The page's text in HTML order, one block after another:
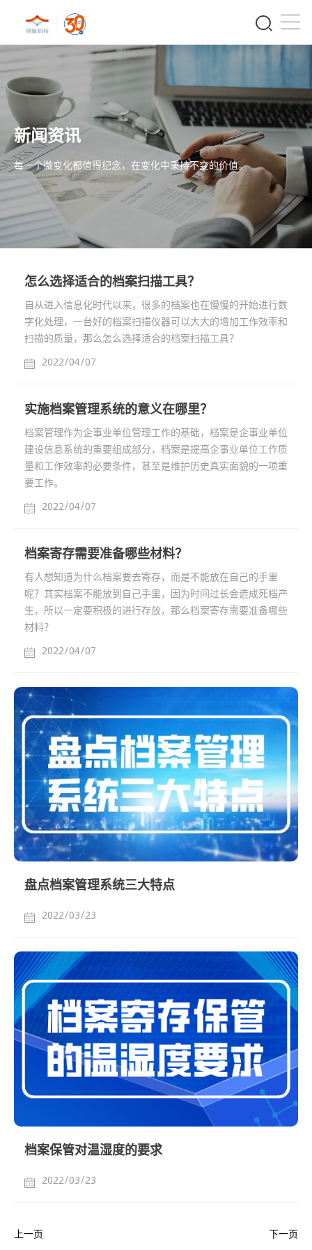
新闻资讯
每一个微变化都值得纪念，在变化中秉持不变的价值。
怎么选择适合的档案扫描工具？
自从进入信息化时代以来，很多的档案也在慢慢的开始进行数
字化处理，一台好的档案扫描仪器可以大大的增加工作效率和
扫描的质量，那么怎么选择适合的档案扫描工具？
2022/04/07
实施档案管理系统的意义在哪里？
档案管理作为企事业单位管理工作的基础，档案是企事业单位
建设信息系统的重要组成部分，档案是提高企事业单位工作质
量和工作效率的必要条件，甚至是维护历史真实面貌的一项重
要工作。
2022/04/07
档案寄存需要准备哪些材料？
有人想知道为什么档案要去寄存，而是不能放在自己的手里
呢？其实档案不能放到自己手里，因为时间过长会造成死档产
生，所以一定要积极的进行存放，那么档案寄存需要准备哪些
材料？
2022/04/07
盘点档案管理系统三大特点
2022/03/23
档案保管对温湿度的要求
2022/03/23
上一页 下一页